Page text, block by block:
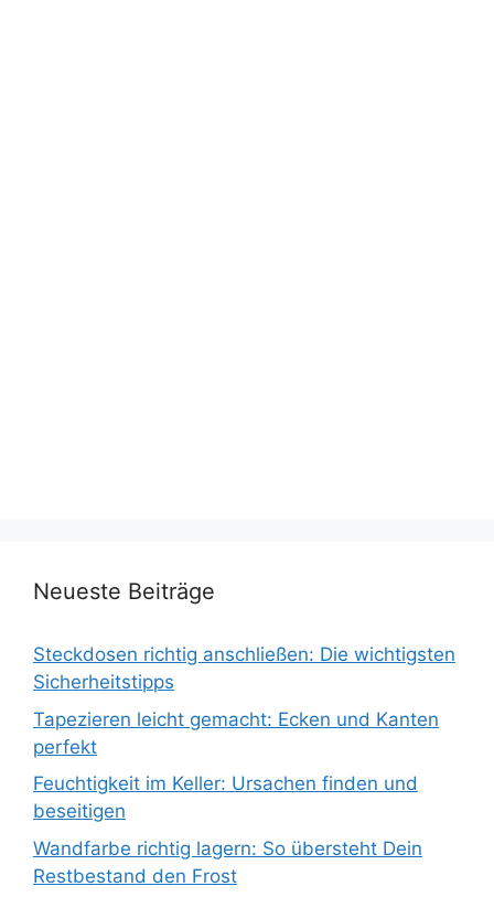
Neueste Beiträge
Steckdosen richtig anschließen: Die wichtigsten
Sicherheitstipps
Tapezieren leicht gemacht: Ecken und Kanten
perfekt
Feuchtigkeit im Keller: Ursachen finden und
beseitigen
Wandfarbe richtig lagern: So übersteht Dein
Restbestand den Frost